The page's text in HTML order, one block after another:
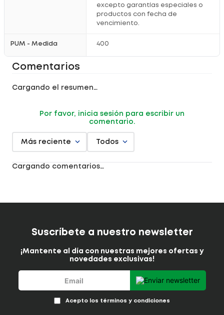
excepto garantías especiales o
productos con fecha de
vencimiento.
PUM - Medida 400
Comentarios
Cargando el resumen…
Por favor, inicia sesión para escribir un
comentario.
Más reciente Todos
Cargando comentarios…
Suscríbete a nuestro newsletter
¡Mantente al día con nuestras mejores ofertas y
novedades exclusivas!
Acepto los términos y condiciones